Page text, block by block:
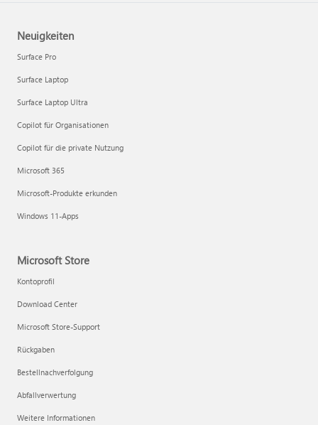
Neuigkeiten
Surface Pro
Surface Laptop
Surface Laptop Ultra
Copilot für Organisationen
Copilot für die private Nutzung
Microsoft 365
Microsoft-Produkte erkunden
Windows 11-Apps
Microsoft Store
Kontoprofil
Download Center
Microsoft Store-Support
Rückgaben
Bestellnachverfolgung
Abfallverwertung
Weitere Informationen